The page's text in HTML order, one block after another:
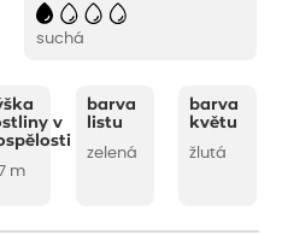
suchá
v
m
barva
listu
zelená
barva
květu
žlutá